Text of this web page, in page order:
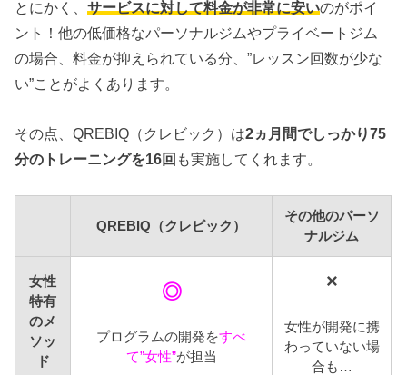
とにかく、サービスに対して料金が非常に安いのがポイ
ント！他の低価格なパーソナルジムやプライベートジム
の場合、料金が抑えられている分、”レッスン回数が少な
い”ことがよくあります。
その点、QREBIQ（クレビック）は2ヵ月間でしっかり75
分のトレーニングを16回 も実施してくれます。
QREBIQ（クレビック）
その他のパーソ
ナルジム
女性
特有
のメ
ソッ
ド
◎
プログラムの開発をすべ
て”女性”が担当
×
女性が開発に携
わっていない場
合も…